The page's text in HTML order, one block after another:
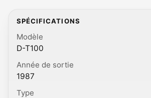
SPÉCIFICATIONS
Modèle
D-T100
Année de sortie
1987
Type